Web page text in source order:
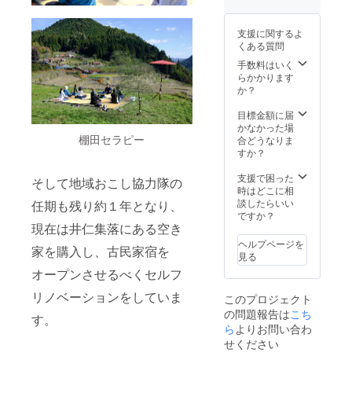
棚田セラピー
そして地域おこし協力隊の
任期も残り約１年となり、
現在は井仁集落にある空き
家を購入し、古民家宿を
オープンさせるべくセルフ
リノベーションをしていま
す。
より時
間が多
少前後
する場
合がご
ざいま
了承く
ださ
い。 ※
2024年
9月～10
月前
半、
2025年
5月～10
まで ※
日程
は、個
別に
メール
にてご
相談さ
掲載期
間：古
民家宿
オープ
ンから
宿が存
載しま
す。 ※
公序良
容はお
受けで
きませ
んので
くださ
い。
た木板
は宿へ
飾らせ
ていた
だきま
す。 ＜
家宿1日
貸し切
り（※要
に名前
記載
（5×15
cm） ※
可能人
数：6名
様まで
（お一
の利用
も可
能） ※
ご利用
可能回
リ 原産
島県安
芸太田
町井仁
精米時
期：
9月 保
存方
法：臭
いや水
注意し
て、涼
しい場
所で保
早めに
お召し
上がり
くださ
産者：
津川光
太 ※お
届け時
期：
支援に関するよ
くある質問
手数料はいく
らかかります
か？
目標金額に届
かなかった場
合どうなりま
すか？
支援で困った
時はどこに相
談したらいい
ですか？
ヘルプページを
見る
このプロジェクト
の問題報告はこち
ら よりお問い合わ
せください